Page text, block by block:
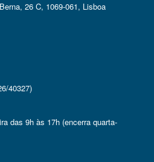
26 C, 1069-061, Lisboa
40327)
das 9h às 17h (encerra quarta-